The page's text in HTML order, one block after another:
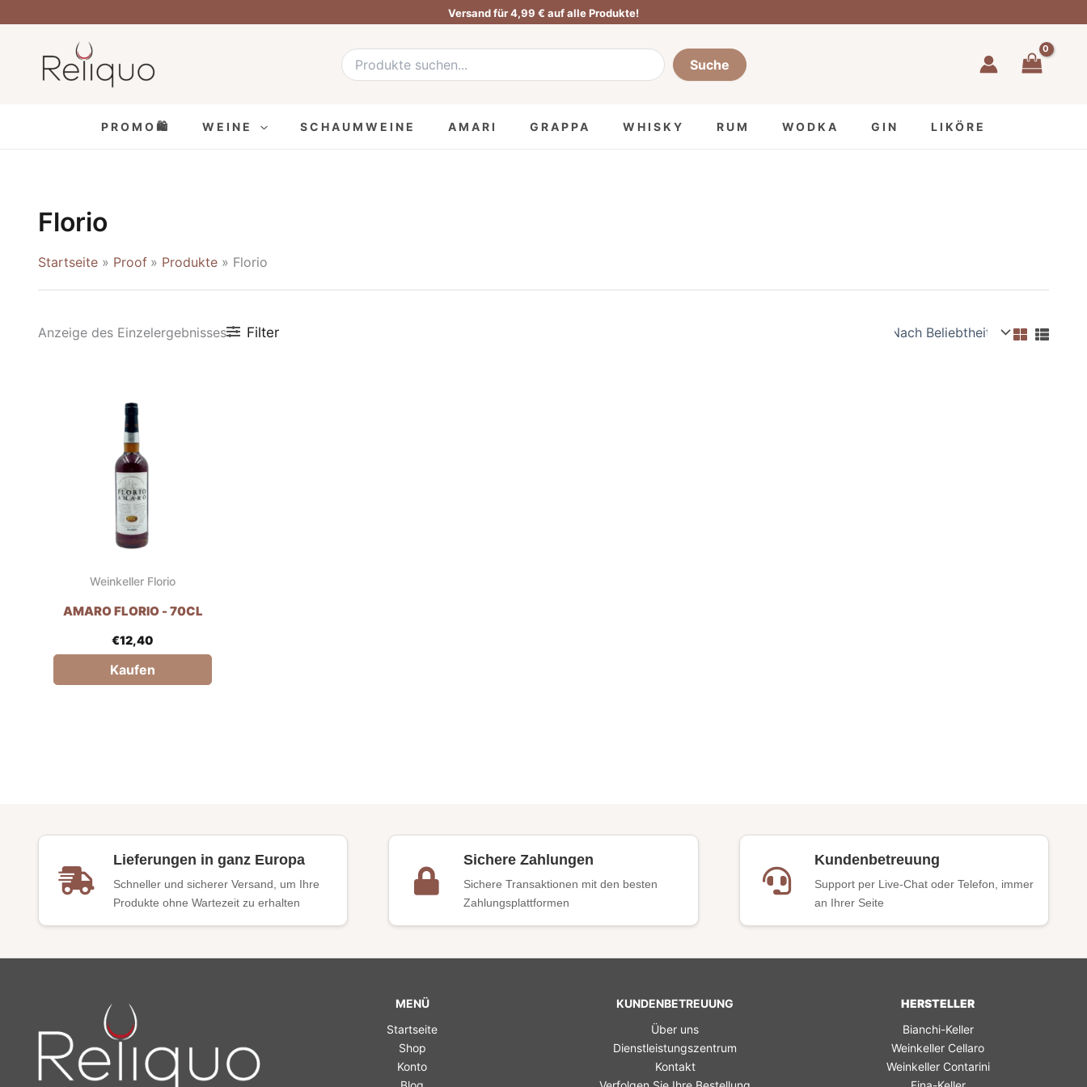
springen
Versand für 4,99 € auf alle Produkte!
nach:
Suche
PROMO🛍 WEINE SCHAUMWEINE AMARI GRAPPA WHISKY RUM WODKA GIN LIKÖRE
Florio
Startseite Proof Produkte Florio
Anzeige des Einzelergebnisses Filter
Weinkeller Florio
AMARO FLORIO - 70CL
€12,40
Kaufen
Lieferungen in ganz Europa
Schneller und sicherer Versand, um Ihre
Produkte ohne Wartezeit zu erhalten
Sichere Zahlungen
Sichere Transaktionen mit den besten
Zahlungsplattformen
Kundenbetreuung
Support per Live-Chat oder Telefon, immer
an Ihrer Seite
MENÜ
Startseite
Shop
Konto
KUNDENBETREUUNG
Über uns
Dienstleistungszentrum
Kontakt
HERSTELLER
Bianchi-Keller
Weinkeller Cellaro
Weinkeller Contarini